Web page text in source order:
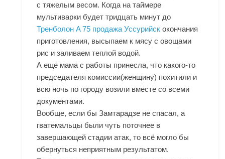
с тяжелым весом. Когда на таймере
мультиварки будет тридцать минут до
Тренболон A 75 продажа Уссурийск окончания
приготовления, высыпаем к мясу с овощами
рис и заливаем теплой водой.
А еще мама с работы принесла, что какого-то
председателя комиссии(женщину) похитили и
всю ночь по городу возили вместе со всеми
документами.
Вообще, если бы Замтарадзе не спасал, а
гватемальцы были чуть поточнее в
завершающей стадии атак, то всё могло бы
обернуться неприятным результатом.